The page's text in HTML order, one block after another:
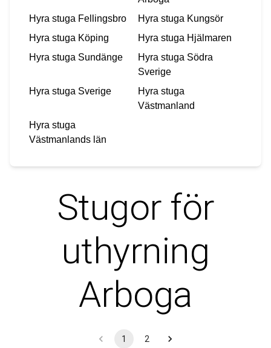
Hyra stuga Fellingsbro Hyra stuga Kungsör
Hyra stuga Köping Hyra stuga Hjälmaren
Hyra stuga Sundänge Hyra stuga Södra
Sverige
Hyra stuga Sverige
Hyra stuga
Västmanland
Hyra stuga
Västmanlands län
Stugor för
uthyrning
Arboga
1 2